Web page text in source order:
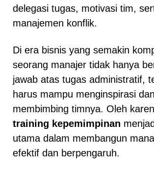
delegasi tugas, motivasi tim,
manajemen konflik.
Di era bisnis yang semakin
seorang manajer tidak hanya
jawab atas tugas administratif,
harus mampu menginspirasi dan
membimbing timnya. Oleh
training kepemimpinan
utama dalam membangun
efektif dan berpengaruh.